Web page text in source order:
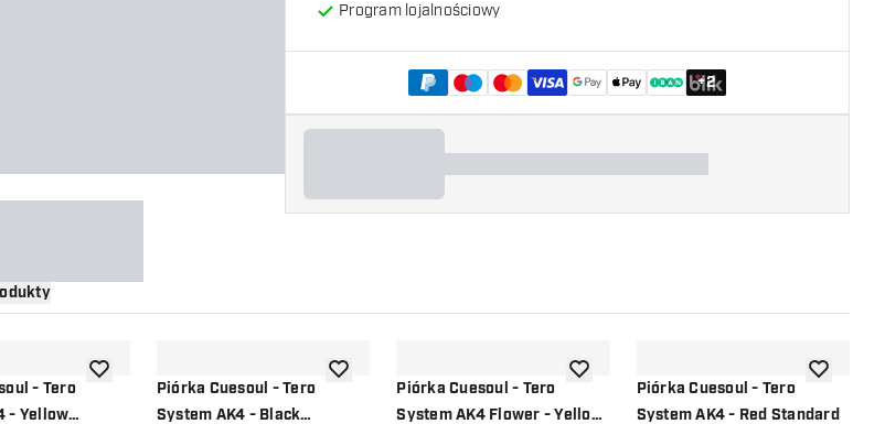
Program lojalnościowy
+2
- Tero
- Yellow
dodaj do listy życzeń
Piórka Cuesoul - Tero
System AK4 - Black
dodaj do listy życzeń
Piórka Cuesoul - Tero
System AK4 Flower - Yellow
dodaj do listy życzeń
Piórka Cuesoul - Tero
System AK4 - Red Standard
dodaj do